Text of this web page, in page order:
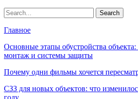
Главное
Основные этапы обустройства
монтаж и системы защиты
Почему одни фильмы хочется
СЗЗ для новых объектов: что
году